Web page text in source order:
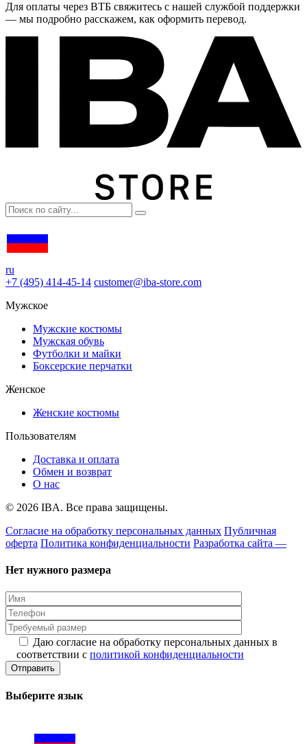
Для оплаты через ВТБ свяжитесь с нашей службой поддержки
— мы подробно расскажем, как оформить перевод.
ru
+7 (495) 414-45-14 customer@iba-store.com
Мужское
Мужские костюмы
Мужская обувь
Футболки и майки
Боксерские перчатки
Женское
Женские костюмы
Пользователям
Доставка и оплата
Обмен и возврат
О нас
© 2026 IBA. Все права защищены.
Согласие на обработку персональных данных Публичная
оферта Политика конфиденциальности Разработка сайта —
Нет нужного размера
Даю согласие на обработку персональных данных в
соответствии с политикой конфиденциальности
Выберите язык